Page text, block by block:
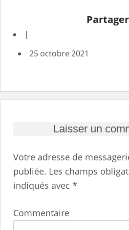
|
25 octobre 2021
Laisser un
Votre adresse de
publiée. Les champs
indiqués avec*
Commentaire